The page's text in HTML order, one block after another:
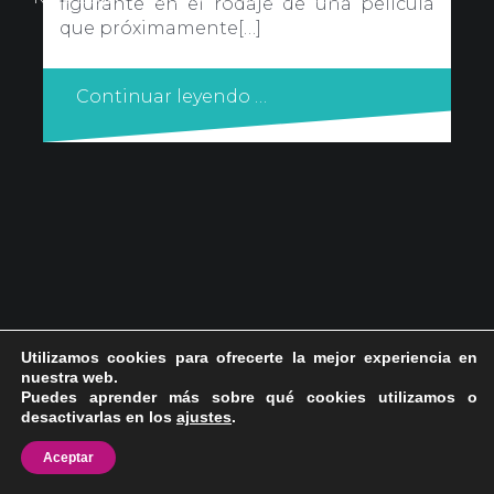
que próximamente[…]
Continuar leyendo …
Utilizamos cookies para ofrecerte la mejor experiencia en
nuestra web.
Puedes aprender más sobre qué cookies utilizamos o
desactivarlas en los ajustes.
Aceptar